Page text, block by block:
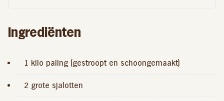
Ingrediënten
1 kilo paling (gestroopt en schoongemaakt)
2 grote sjalotten